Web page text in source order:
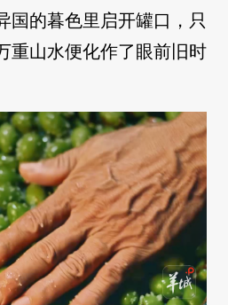
国的暮色里启开罐口，只
重山水便化作了眼前旧时